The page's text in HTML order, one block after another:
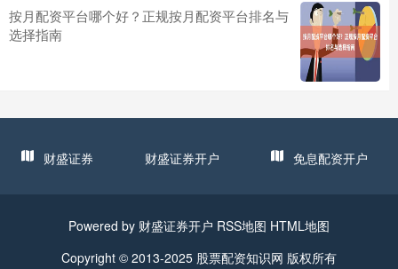
按月配资平台哪个好？正规按月配资平台排名与
选择指南
财盛证券 财盛证券开户 免息配资开户
Powered by 财盛证券开户 RSS地图 HTML地图
Copyright © 2013-2025 股票配资知识网 版权所有